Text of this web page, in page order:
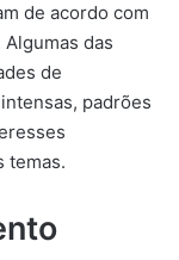
de acordo com
das
de
padrões
temas.